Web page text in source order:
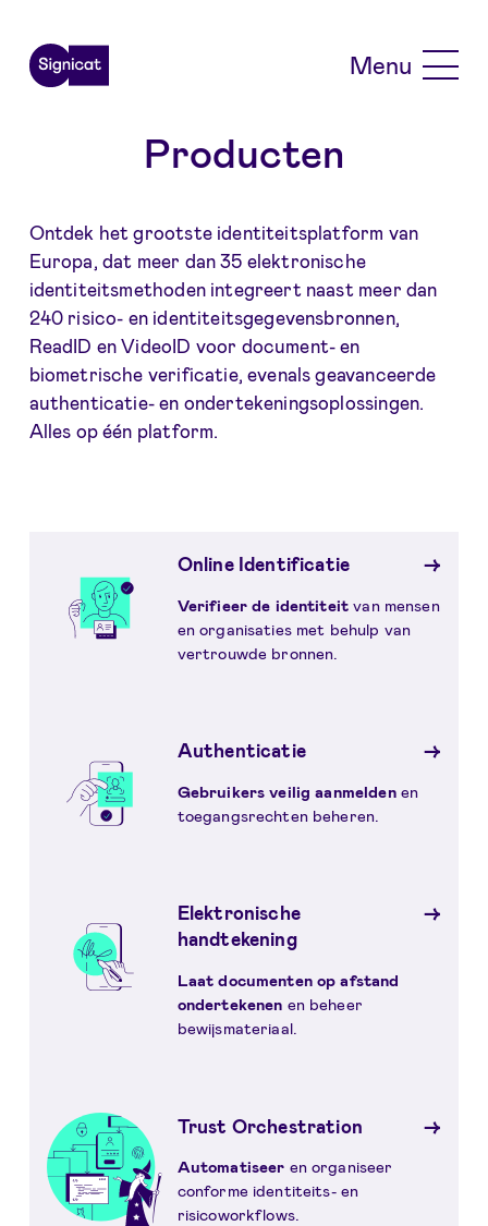
Menu
Producten
Ontdek het grootste identiteitsplatform van
Europa, dat meer dan 35 elektronische
identiteitsmethoden integreert naast meer dan
240 risico- en identiteitsgegevensbronnen,
ReadID en VideoID voor document- en
biometrische verificatie, evenals geavanceerde
authenticatie- en ondertekeningsoplossingen.
Alles op één platform.
Online Identificatie
Verifieer de identiteitvan mensen
en organisaties met behulp van
vertrouwde bronnen.
Authenticatie
Gebruikers veilig aanmeldenen
toegangsrechten beheren.
Elektronische
handtekening
Laat documenten op afstand
ondertekenen en beheer
bewijsmateriaal.
Trust Orchestration
Automatiseer en organiseer
conforme identiteits- en
risicoworkflows.